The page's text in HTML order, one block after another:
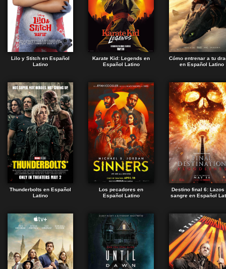
Lilo y Stitch en Español
Latino
Karate Kid: Legends en
Español Latino
Cómo entrenar a tu
en Español Latino
Thunderbolts en Español
Latino
Los pecadores en
Español Latino
Destino final 6: Lazos
sangre en Español